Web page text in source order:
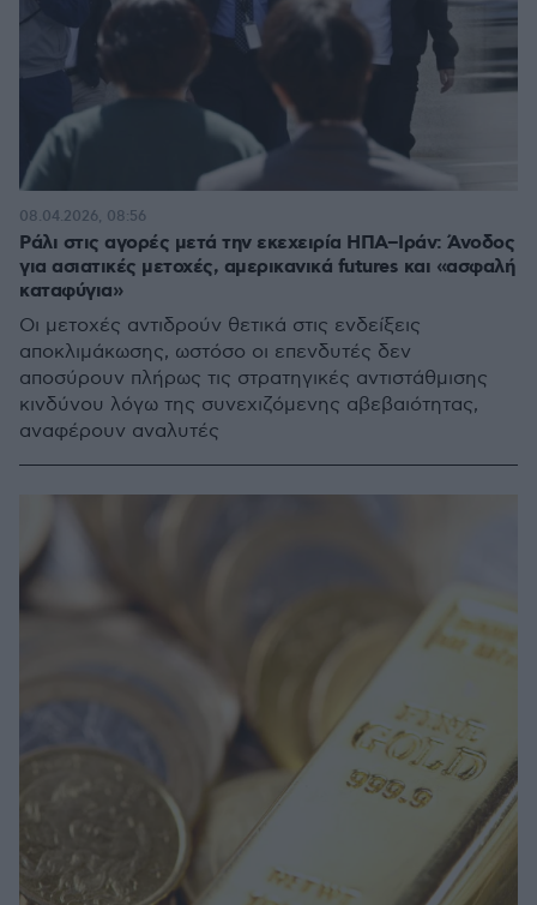
Ράλι στις αγορές μετά την εκεχειρία ΗΠΑ–Ιράν: Άνοδος
για ασιατικές μετοχές, αμερικανικά futures και «ασφαλή
καταφύγια»
Οι μετοχές αντιδρούν θετικά στις ενδείξεις
αποκλιμάκωσης, ωστόσο οι επενδυτές δεν
αποσύρουν πλήρως τις στρατηγικές αντιστάθμισης
κινδύνου λόγω της συνεχιζόμενης αβεβαιότητας,
αναφέρουν αναλυτές
08.04.2026, 08:56